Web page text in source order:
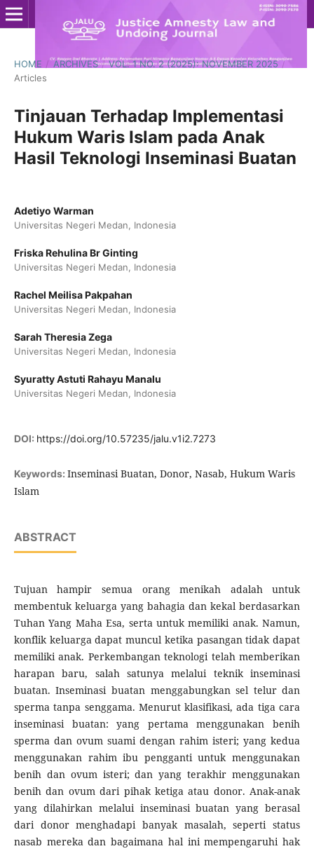
HOME / ARCHIVES / VOL. 1 NO. 2 (2025): NOVEMBER 2025 /
Articles
Tinjauan Terhadap Implementasi
Hukum Waris Islam pada Anak
Hasil Teknologi Inseminasi Buatan
Adetiyo Warman
Universitas Negeri Medan, Indonesia
Friska Rehulina Br Ginting
Universitas Negeri Medan, Indonesia
Rachel Meilisa Pakpahan
Universitas Negeri Medan, Indonesia
Sarah Theresia Zega
Universitas Negeri Medan, Indonesia
Syuratty Astuti Rahayu Manalu
Universitas Negeri Medan, Indonesia
DOI: https://doi.org/10.57235/jalu.v1i2.7273
Keywords: Inseminasi Buatan, Donor, Nasab, Hukum Waris
Islam
ABSTRACT
Tujuan hampir semua orang menikah adalah untuk
membentuk keluarga yang bahagia dan kekal berdasarkan
Tuhan Yang Maha Esa, serta untuk memiliki anak. Namun,
konflik keluarga dapat muncul ketika pasangan tidak dapat
memiliki anak. Perkembangan teknologi telah memberikan
harapan baru, salah satunya melalui teknik inseminasi
buatan. Inseminasi buatan menggabungkan sel telur dan
sperma tanpa senggama. Menurut klasifikasi, ada tiga cara
inseminasi buatan: yang pertama menggunakan benih
sperma dan ovum suami dengan rahim isteri; yang kedua
menggunakan rahim ibu pengganti untuk menggunakan
benih dan ovum isteri; dan yang terakhir menggunakan
benih dan ovum dari pihak ketiga atau donor. Anak-anak
yang dilahirkan melalui inseminasi buatan yang berasal
dari donor menghadapi banyak masalah, seperti status
nasab mereka dan bagaimana hal ini mempengaruhi hak